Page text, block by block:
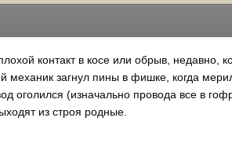
контакт в косе или обрыв, недавно,
механик загнул пины в фишке, когда
оголился (изначально провода все в
из строя родные.